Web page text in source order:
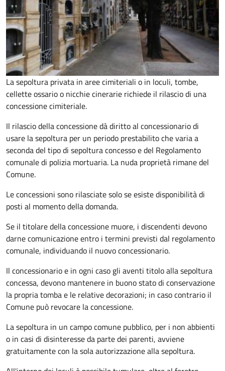
La sepoltura privata in aree cimiteriali o in loculi, tombe,
cellette ossario o nicchie cinerarie richiede il rilascio di una
concessione cimiteriale.
Il rilascio della concessione dà diritto al concessionario di
usare la sepoltura per un periodo prestabilito che varia a
seconda del tipo di sepoltura concesso e del Regolamento
comunale di polizia mortuaria. La nuda proprietà rimane del
Comune.
Le concessioni sono rilasciate solo se esiste disponibilità di
posti al momento della domanda.
Se il titolare della concessione muore, i discendenti devono
darne comunicazione entro i termini previsti dal regolamento
comunale, individuando il nuovo concessionario.
Il concessionario e in ogni caso gli aventi titolo alla sepoltura
concessa, devono mantenere in buono stato di conservazione
la propria tomba e le relative decorazioni; in caso contrario il
Comune può revocare la concessione.
La sepoltura in un campo comune pubblico, per i non abbienti
o in casi di disinteresse da parte dei parenti, avviene
gratuitamente con la sola autorizzazione alla sepoltura.